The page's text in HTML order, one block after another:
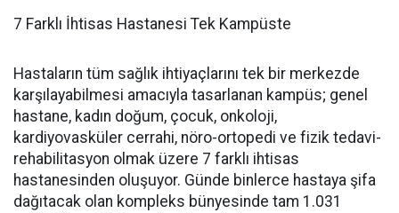
7 Farklı İhtisas Hastanesi Tek Kampüste
Hastaların tüm sağlık ihtiyaçlarını tek bir merkezde
karşılayabilmesi amacıyla tasarlanan kampüs; genel
hastane, kadın doğum, çocuk, onkoloji,
kardiyovasküler cerrahi, nöro-ortopedi ve fizik tedavi-
rehabilitasyon olmak üzere 7 farklı ihtisas
hastanesinden oluşuyor. Günde binlerce hastaya şifa
dağıtacak olan kompleks bünyesinde tam 1.031